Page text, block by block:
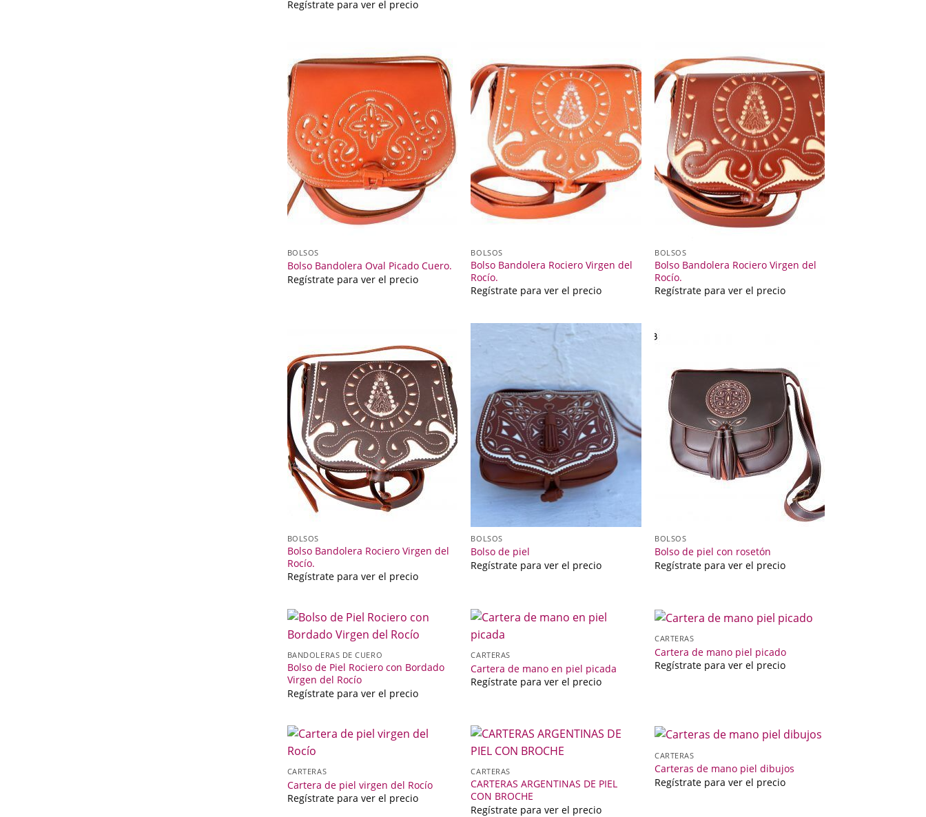
Regístrate para ver el precio
BOLSOS
Bolso Bandolera Oval Picado Cuero.
Regístrate para ver el precio
BOLSOS
Bolso Bandolera Rociero Virgen del
Rocío.
Regístrate para ver el precio
BOLSOS
Bolso Bandolera Rociero Virgen del
Rocío.
Regístrate para ver el precio
BOLSOS
Bolso Bandolera Rociero Virgen del
Rocío.
Regístrate para ver el precio
BOLSOS
Bolso de piel
Regístrate para ver el precio
BOLSOS
Bolso de piel con rosetón
Regístrate para ver el precio
BANDOLERAS DE CUERO
Bolso de Piel Rociero con Bordado
Virgen del Rocío
Regístrate para ver el precio
CARTERAS
Cartera de mano en piel picada
Regístrate para ver el precio
CARTERAS
Cartera de mano piel picado
Regístrate para ver el precio
CARTERAS
Cartera de piel virgen del Rocío
Regístrate para ver el precio
CARTERAS
CARTERAS ARGENTINAS DE PIEL
CON BROCHE
Regístrate para ver el precio
CARTERAS
Carteras de mano piel dibujos
Regístrate para ver el precio